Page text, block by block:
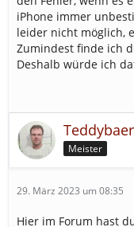
iPhone immer
leider nicht möglich,
Zumindest finde ich
Deshalb würde ich
Meister
29. März 2023 um 08:35
Hier im Forum hast